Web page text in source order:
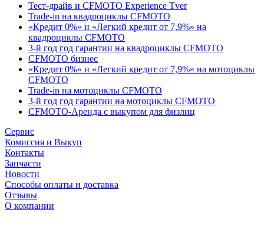
Тест-драйв и CFMOTO Experience Tver
Trade-in на квадроциклы CFMOTO
«Кредит 0%» и «Легкий кредит от 7,9%» на
квадроциклы CFMOTO
3-й год год гарантии на квадроциклы CFMOTO
CFMOTO бизнес
«Кредит 0%» и «Легкий кредит от 7,9%» на мотоциклы
CFMOTO
Trade-in на мотоциклы CFMOTO
3-й год год гарантии на мотоциклы CFMOTO
CFMOTO-Аренда с выкупом для физлиц
Сервис
Комиссия и Выкуп
Контакты
Запчасти
Новости
Способы оплаты и доставка
Отзывы
О компании